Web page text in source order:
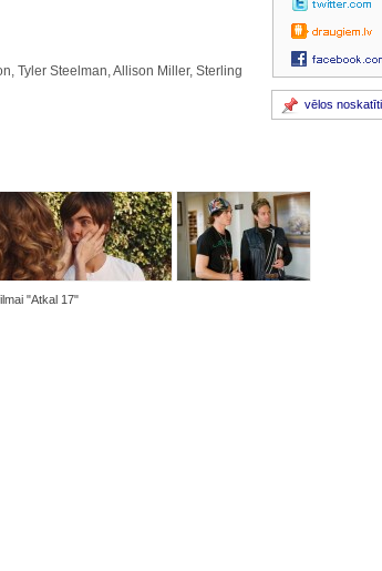
vēlos
Tyler Steelman, Allison Miller, Sterling
"Atkal 17"